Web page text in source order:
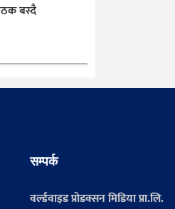
बस्दै
सम्पर्क
वर्ल्डवाइड प्रोडक्सन मिडिया प्रा.लि.